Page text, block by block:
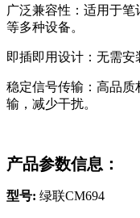
广泛兼容性：适用于
等多种设备。
即插即用设计：无需安
稳定信号传输：高品
输，减少干扰。
产品参数信息：
型号: 绿联CM694